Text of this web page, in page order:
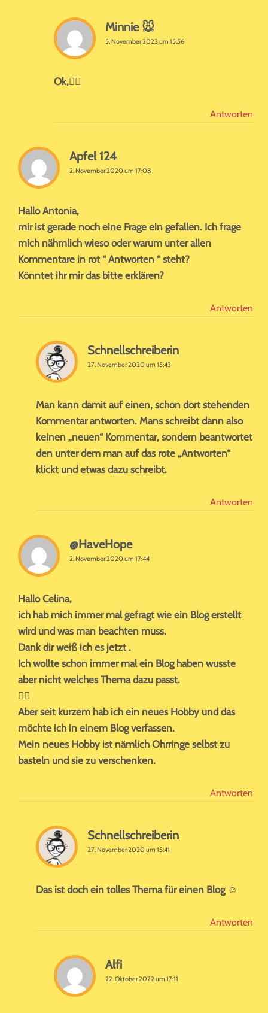
Minnie 🐭
5. November 2023 um 15:56
Ok,😶‍🌫️
Antworten
Apfel 124
2. November 2020 um 17:08
Hallo Antonia,
mir ist gerade noch eine Frage ein gefallen. Ich frage
mich nähmlich wieso oder warum unter allen
Kommentare in rot “ Antworten “ steht?
Könntet ihr mir das bitte erklären?
Antworten
Schnellschreiberin
27. November 2020 um 15:43
Man kann damit auf einen, schon dort stehenden
Kommentar antworten. Mans schreibt dann also
keinen „neuen“ Kommentar, sondern beantwortet
den unter dem man auf das rote „Antworten“
klickt und etwas dazu schreibt.
Antworten
@HaveHope
2. November 2020 um 17:44
Hallo Celina,
ich hab mich immer mal gefragt wie ein Blog erstellt
wird und was man beachten muss.
Dank dir weiß ich es jetzt .
Ich wollte schon immer mal ein Blog haben wusste
aber nicht welches Thema dazu passt.
🤷‍♀️
Aber seit kurzem hab ich ein neues Hobby und das
möchte ich in einem Blog verfassen.
Mein neues Hobby ist nämlich Ohrringe selbst zu
basteln und sie zu verschenken.
Antworten
Schnellschreiberin
27. November 2020 um 15:41
Das ist doch ein tolles Thema für einen Blog ☺️
Antworten
Alfi
22. Oktober 2022 um 17:11